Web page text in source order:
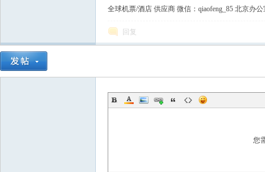
全球机票/酒店 供应商 微信：qiaofeng_85 北京办公
回复
您